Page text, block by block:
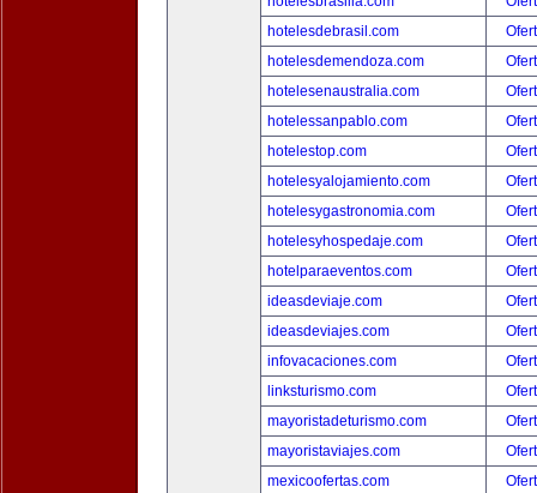
hotelesdebrasil.com
hotelesdemendoza.com
hotelesenaustralia.com
hotelessanpablo.com
hotelestop.com
hotelesyalojamiento.com
hotelesygastronomia.com
hotelesyhospedaje.com
hotelparaeventos.com
ideasdeviaje.com
ideasdeviajes.com
infovacaciones.com
linksturismo.com
mayoristadeturismo.com
mayoristaviajes.com
mexicoofertas.com